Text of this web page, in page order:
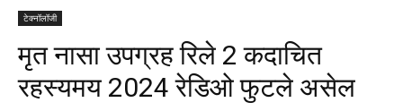
टेक्नॉलॉजी
मृत नासा उपग्रह रिले 2 कदाचित
रहस्यमय 2024 रेडिओ फुटले असेल